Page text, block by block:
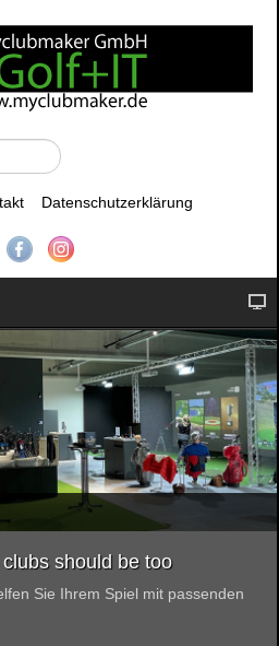
Datenschutzerklärung
should be too
Sie Ihrem Spiel mit passenden